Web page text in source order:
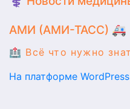
АМИ (АМИ-ТАСС) 🚑
🏥 Всё что нужно
На платформе WordPress